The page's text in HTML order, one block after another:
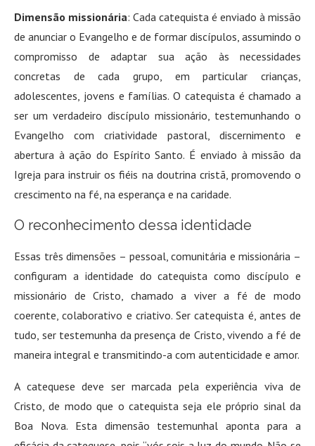
Dimensão missionária: Cada catequista é enviado à missão
de anunciar o Evangelho e de formar discípulos, assumindo o
compromisso de adaptar sua ação às necessidades
concretas de cada grupo, em particular crianças,
adolescentes, jovens e famílias. O catequista é chamado a
ser um verdadeiro discípulo missionário, testemunhando o
Evangelho com criatividade pastoral, discernimento e
abertura à ação do Espírito Santo. É enviado à missão da
Igreja para instruir os fiéis na doutrina cristã, promovendo o
crescimento na fé, na esperança e na caridade.
O reconhecimento dessa identidade
Essas três dimensões – pessoal, comunitária e missionária –
configuram a identidade do catequista como discípulo e
missionário de Cristo, chamado a viver a fé de modo
coerente, colaborativo e criativo. Ser catequista é, antes de
tudo, ser testemunha da presença de Cristo, vivendo a fé de
maneira integral e transmitindo-a com autenticidade e amor.
A catequese deve ser marcada pela experiência viva de
Cristo, de modo que o catequista seja ele próprio sinal da
Boa Nova. Esta dimensão testemunhal aponta para a